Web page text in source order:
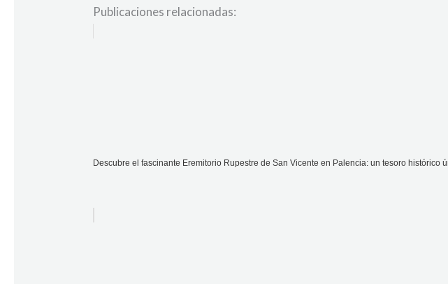
Publicaciones relacionadas:
Descubre el fascinante Eremitorio Rupestre de San Vicente en Palencia: un tesoro histórico